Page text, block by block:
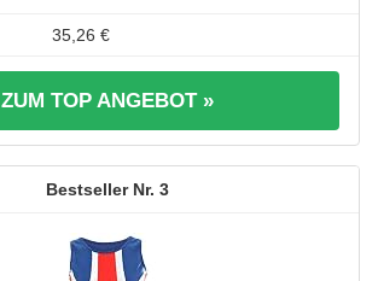
35,26 €
ZUM TOP ANGEBOT »
3